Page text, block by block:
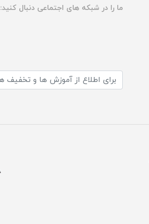
ما را در شبکه های اجتماعی دنبال کنید: